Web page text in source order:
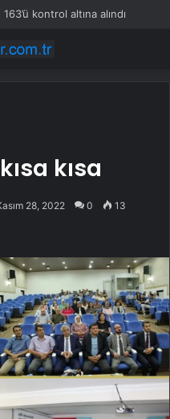
kontrol altına alındı
kısa
28, 2022 0 13